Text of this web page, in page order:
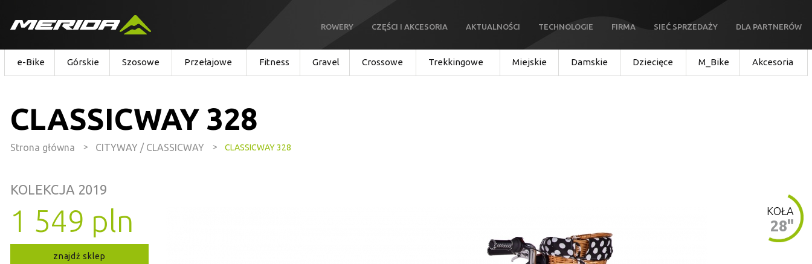
ROWERY CZĘŚCI I AKCESORIA AKTUALNOŚCI TECHNOLOGIE FIRMA SIEĆ SPRZEDAŻY DLA PARTNERÓW
e-Bike Górskie Szosowe Przełajowe Fitness Gravel Crossowe Trekkingowe Miejskie Damskie Dziecięce M_Bike Akcesoria
CLASSICWAY 328
Strona główna > CITYWAY / CLASSICWAY > CLASSICWAY 328
KOLEKCJA 2019
1 549 pln
znajdź sklep
KOŁA
28"